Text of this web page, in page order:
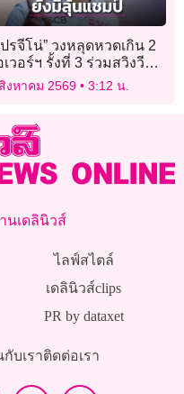
ปรจีโน่” วงหลุดหวดเกิน 2
เวอร์ฯ รั้งที่ 3 ร่วมสวิงวี
นส์โอเพ่น
งหาคม 2569 3:12 น.
นเดลินิวส์
ไลฟ์สไตล์
เดลินิวส์clips
PR by dataxet
บเราติดต่อเรา